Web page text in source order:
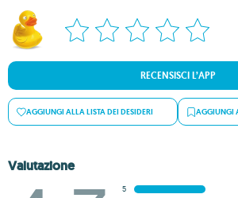
RECENSISCI L’APP
AGGIUNGI ALLA LISTA DEI DESIDERI AGGIUNGI
Valutazione
5